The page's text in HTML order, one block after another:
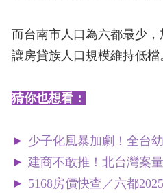
而台南市人口為六都最少
讓房貸族人口規模維持低檔
猜你也想看：
► 少子化風暴加劇！全台
► 建商不敢推！北台灣案
► 5168房價快查／六都